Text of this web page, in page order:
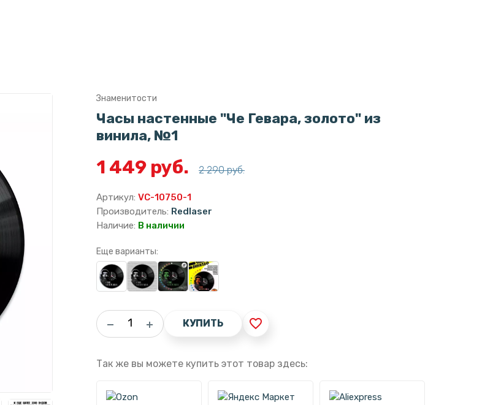
Знаменитости
Часы настенные "Че Гевара, золото" из
винила, №1
1 449 руб. 2 290 руб.
Артикул: VC-10750-1
Производитель: Redlaser
Наличие: В наличии
Еще варианты:
КУПИТЬ favorite_border
Так же вы можете купить этот товар здесь: